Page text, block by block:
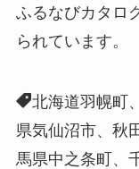
ふるなびカタロ
られています。
北海道羽幌町
県気仙沼市、秋
馬県中之条町、